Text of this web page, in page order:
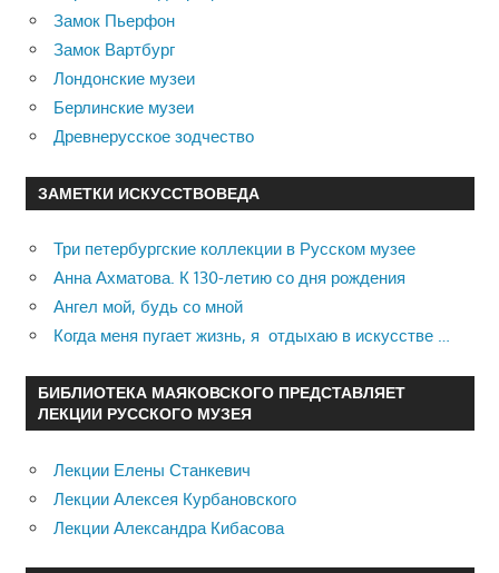
Замок Пьерфон
Замок Вартбург
Лондонские музеи
Берлинские музеи
Древнерусское зодчество
ЗАМЕТКИ ИСКУССТВОВЕДА
Три петербургские коллекции в Русском музее
Анна Ахматова. К 130-летию со дня рождения
Ангел мой, будь со мной
Когда меня пугает жизнь, я отдыхаю в искусстве …
БИБЛИОТЕКА МАЯКОВСКОГО ПРЕДСТАВЛЯЕТ
ЛЕКЦИИ РУССКОГО МУЗЕЯ
Лекции Елены Станкевич
Лекции Алексея Курбановского
Лекции Александра Кибасова